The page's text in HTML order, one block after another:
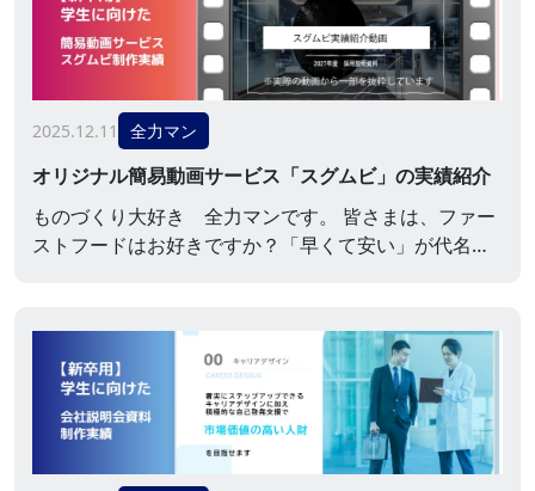
回は、分類こそ建築業界ではありますが、「一般的に
は浸透していない職種の募集」という課題を抱えてい
る企業様をピッ...
2025.12.11 全力マン
オリジナル簡易動画サービス「スグムビ」の実績紹介
ものづくり大好き 全力マンです。 皆さまは、ファー
ストフードはお好きですか？「早くて安い」が代名詞
ビとは
━━━━━━━━━━━━━━━━━━━━━━ サク
ッと手軽につくれる説明会動画「スグムビ」
━━━━━━━━━━━━━━━━━━━━━━ ・２
パターンのテンプレートから選べる！ ・テンプレート
だか...